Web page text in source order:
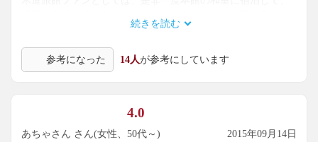
橘湾を眺めながら、浴衣でのんびりと寛いでみたいですね。
続きを読む
参考になった 14人が参考にしています
4.0
あちゃさん さん(女性、50代～) 2015年09月14日